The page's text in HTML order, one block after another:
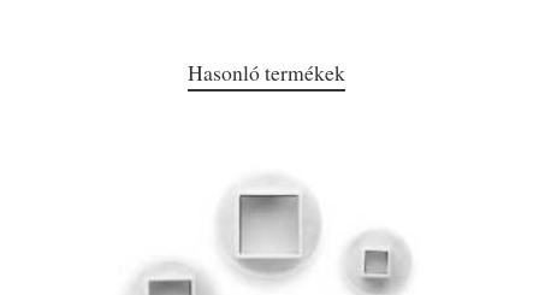
Hasonló termékek